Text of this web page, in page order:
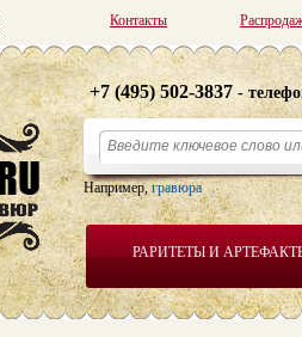
Контакты
РАРИТЕТЫ И
+7 (495) 502-3837 -
Например,гравюра